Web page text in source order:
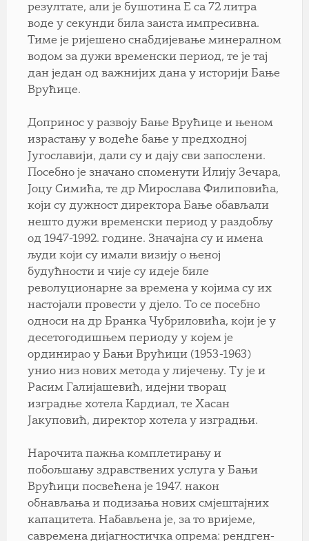
резултате, али је бушотина Е са 72 литра
воде у секунди била заиста импресивна.
Тиме је ријешено снабдијевање минералном
водом за дужи временски период, те је тај
дан један од важнијих дана у историји Бање
Врућице.
Допринос у развоју Бање Врућице и њеном
израстању у водеће бање у предходној
Југославији, дали су и дају сви запослени.
Посебно је значано споменути Илију Зечара,
Јоцу Симића, те др Мирослава Филиповића,
који су дужност директора Бање обављали
нешто дужи временски период у раздобљу
од 1947-1992. године. Значајна су и имена
људи који су имали визију о њеној
будућности и чије су идеје биле
револуционарне за времена у којима су их
настојали провести у дјело. То се посебно
односи на др Бранка Чубриловића, који је у
десетогодишњем периоду у којем је
ординирао у Бањи Врућици (1953-1963)
унио низ нових метода у лијечењу. Ту је и
Расим Галијашевић, идејни творац
изградње хотела Кардиал, те Хасан
Јакуповић, директор хотела у изградњи.
Нарочита пажња комплетирању и
побољшању здравствених услуга у Бањи
Врућици посвећена је 1947. након
обнављања и подизања нових смјештајних
капацитета. Набављена је, за то вријеме,
савремена дијагностичка опрема: рендген-